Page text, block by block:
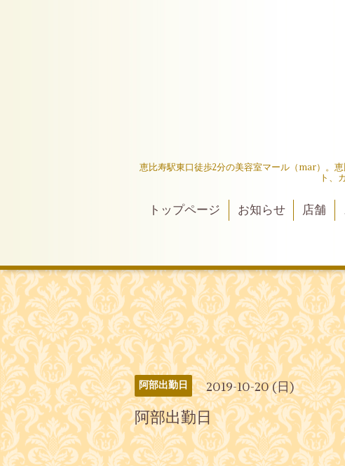
恵比寿駅東口徒歩2分の美容室マール（mar）。
ト、
トップページ お知らせ 店舗
阿部出勤日 2019-10-20 (日)
阿部出勤日